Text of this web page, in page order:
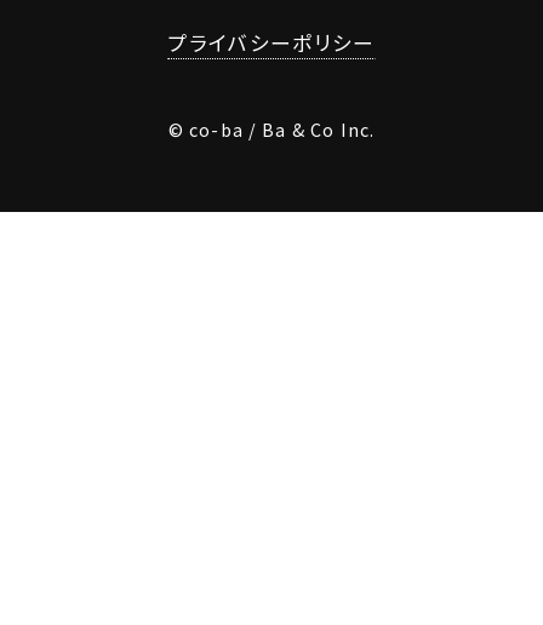
プライバシーポリシー
© co-ba / Ba & Co Inc.